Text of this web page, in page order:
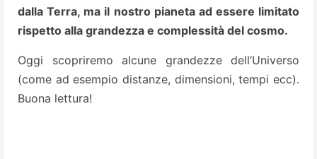
dalla Terra, ma il nostro pianeta ad essere limitato
rispetto alla grandezza e complessità del cosmo.
Oggi scopriremo alcune grandezze dell’Universo
(come ad esempio distanze, dimensioni, tempi ecc).
Buona lettura!